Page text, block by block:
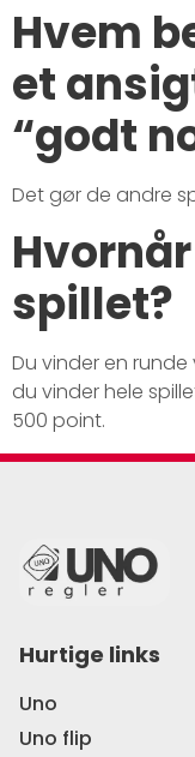
Hvem
et
“godt
Det gør de andre
spillet?
Du vinder en
du vinder hele
500 point.
Hurtige links
Uno
Uno flip